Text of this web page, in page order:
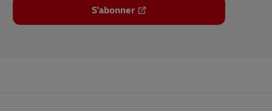
S'abonner